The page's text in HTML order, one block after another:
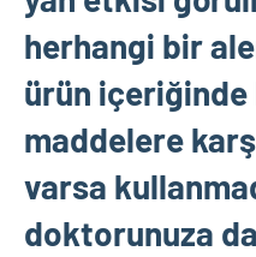
herhangi bir
ürün içeriğinde
maddelere
varsa
doktorunuza